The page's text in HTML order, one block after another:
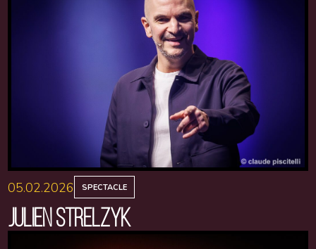
05.02.2026 SPECTACLE
JULIEN STRELZYK